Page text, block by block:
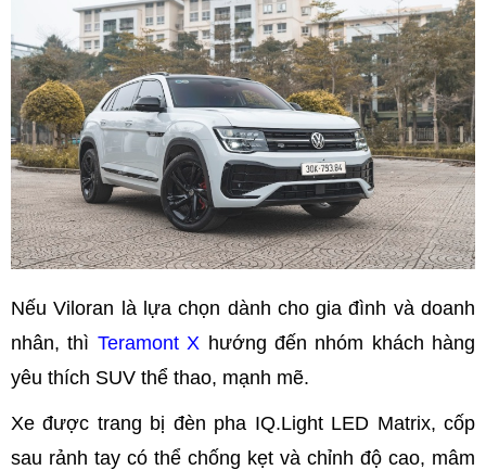
Nếu Viloran là lựa chọn dành cho gia đình và doanh
nhân, thì Teramont X hướng đến nhóm khách hàng
yêu thích SUV thể thao, mạnh mẽ.
Xe được trang bị đèn pha IQ.Light LED Matrix, cốp
sau rảnh tay có thể chống kẹt và chỉnh độ cao, mâm